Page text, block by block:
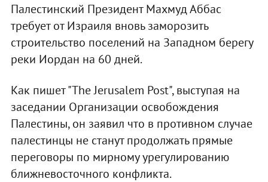
Палестинский Президент Махмуд Аббас
требует от Израиля вновь заморозить
строительство поселений на Западном берегу
реки Иордан на 60 дней.
Как пишет "The Jerusalem Post", выступая на
заседании Организации освобождения
Палестины, он заявил что в противном случае
палестинцы не станут продолжать прямые
переговоры по мирному урегулированию
ближневосточного конфликта.